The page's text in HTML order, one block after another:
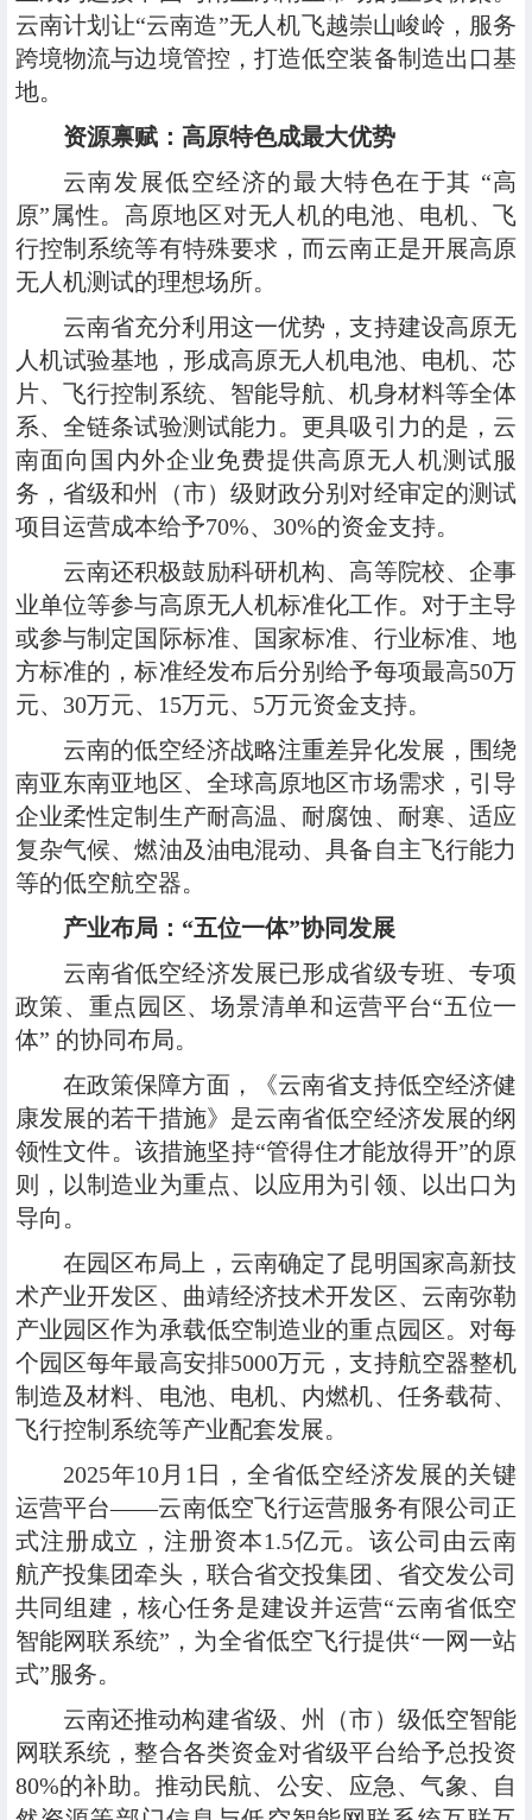
云南计划让“云南造”无人机飞越崇山峻岭，服务
跨境物流与边境管控，打造低空装备制造出口基
地。
资源禀赋：高原特色成最大优势
云南发展低空经济的最大特色在于其 “高
原”属性。高原地区对无人机的电池、电机、飞
行控制系统等有特殊要求，而云南正是开展高原
无人机测试的理想场所。
云南省充分利用这一优势，支持建设高原无
人机试验基地，形成高原无人机电池、电机、芯
片、飞行控制系统、智能导航、机身材料等全体
系、全链条试验测试能力。更具吸引力的是，云
南面向国内外企业免费提供高原无人机测试服
务，省级和州（市）级财政分别对经审定的测试
项目运营成本给予70%、30%的资金支持。
云南还积极鼓励科研机构、高等院校、企事
业单位等参与高原无人机标准化工作。对于主导
或参与制定国际标准、国家标准、行业标准、地
方标准的，标准经发布后分别给予每项最高50万
元、30万元、15万元、5万元资金支持。
云南的低空经济战略注重差异化发展，围绕
南亚东南亚地区、全球高原地区市场需求，引导
企业柔性定制生产耐高温、耐腐蚀、耐寒、适应
复杂气候、燃油及油电混动、具备自主飞行能力
等的低空航空器。
产业布局：“五位一体”协同发展
云南省低空经济发展已形成省级专班、专项
政策、重点园区、场景清单和运营平台“五位一
体” 的协同布局。
在政策保障方面，《云南省支持低空经济健
康发展的若干措施》是云南省低空经济发展的纲
领性文件。该措施坚持“管得住才能放得开”的原
则，以制造业为重点、以应用为引领、以出口为
导向。
在园区布局上，云南确定了昆明国家高新技
术产业开发区、曲靖经济技术开发区、云南弥勒
产业园区作为承载低空制造业的重点园区。对每
个园区每年最高安排5000万元，支持航空器整机
制造及材料、电池、电机、内燃机、任务载荷、
飞行控制系统等产业配套发展。
2025年10月1日，全省低空经济发展的关键
运营平台——云南低空飞行运营服务有限公司正
式注册成立，注册资本1.5亿元。该公司由云南
航产投集团牵头，联合省交投集团、省交发公司
共同组建，核心任务是建设并运营“云南省低空
智能网联系统”，为全省低空飞行提供“一网一站
式”服务。
云南还推动构建省级、州（市）级低空智能
网联系统，整合各类资金对省级平台给予总投资
80%的补助。推动民航、公安、应急、气象、自